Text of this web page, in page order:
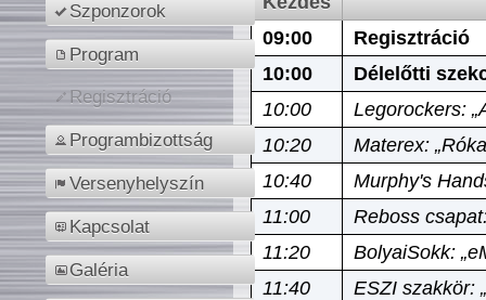
Szponzorok
Program
Regisztráció
Programbizottság
Versenyhelyszín
Kapcsolat
Galéria
09:00
Regisztráció
10:00
Délelőtti
10:00
Legorockers:
10:20
Materex:
10:40
Murphy's
11:00
Reboss
11:20
BolyaiSokk:
11:40
ESZI szakkör: